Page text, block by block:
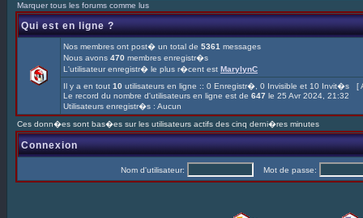
Marquer tous les forums comme lus
Qui est en ligne ?
Nos membres ont post� un total de 5361 messages
Nous avons 470 membres enregistr�s
L'utilisateur enregistr� le plus r�cent est MarylynC
Il y a en tout 10 utilisateurs en ligne :: 0 Enregistr�, 0 Invisible et 10 Invit�s [
Le record du nombre d'utilisateurs en ligne est de 647 le 25 Avr 2024, 21:32
Utilisateurs enregistr�s : Aucun
Ces donn�es sont bas�es sur les utilisateurs actifs des cinq derni�res minutes
Connexion
Nom d'utilisateur: Mot de passe: